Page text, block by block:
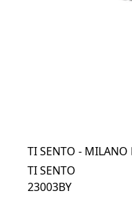
TI SENTO - MILANO
TI SENTO
23003BY